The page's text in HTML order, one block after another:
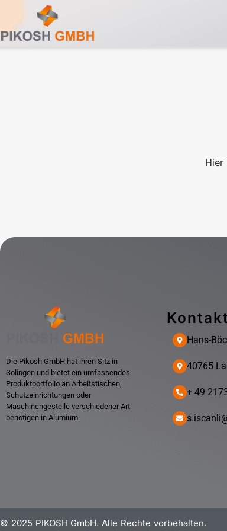
Hier
Die Pikosh GmbH hat ihren Sitz in
Solingen und bietet ein umfassendes
Produktportfolio an Arbeitstischen,
Schutzeinrichtungen oder
Maschinengestelle verschiedener Art
benötigen in Alumium.
Hans-
40765
+ 49
© 2025 PIKOSH GmbH. Alle Rechte vorbehalten.